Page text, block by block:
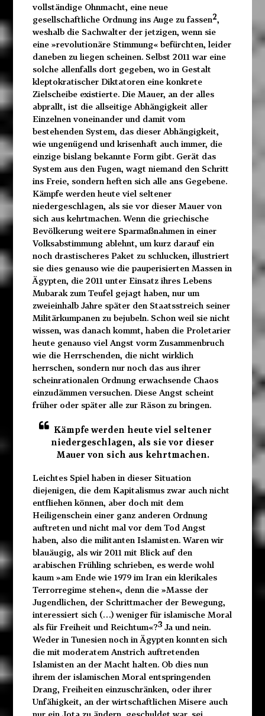
vollständige Ohnmacht, eine neue
gesellschaftliche Ordnung ins Auge zu fassen2,
weshalb die Sachwalter der jetzigen, wenn sie
eine »revolutionäre Stimmung« befürchten, leider
daneben zu liegen scheinen. Selbst 2011 war eine
solche allenfalls dort gegeben, wo in Gestalt
kleptokratischer Diktatoren eine konkrete
Zielscheibe existierte. Die Mauer, an der alles
abprallt, ist die allseitige Abhängigkeit aller
Einzelnen voneinander und damit vom
bestehenden System, das dieser Abhängigkeit,
wie ungenügend und krisenhaft auch immer, die
einzige bislang bekannte Form gibt. Gerät das
System aus den Fugen, wagt niemand den Schritt
ins Freie, sondern heften sich alle ans Gegebene.
Kämpfe werden heute viel seltener
niedergeschlagen, als sie vor dieser Mauer von
sich aus kehrtmachen. Wenn die griechische
Bevölkerung weitere Sparmaßnahmen in einer
Volksabstimmung ablehnt, um kurz darauf ein
noch drastischeres Paket zu schlucken, illustriert
sie dies genauso wie die pauperisierten Massen in
Ägypten, die 2011 unter Einsatz ihres Lebens
Mubarak zum Teufel gejagt haben, nur um
zweieinhalb Jahre später den Staatsstreich seiner
Militärkumpanen zu bejubeln. Schon weil sie nicht
wissen, was danach kommt, haben die Proletarier
heute genauso viel Angst vorm Zusammenbruch
wie die Herrschenden, die nicht wirklich
herrschen, sondern nur noch das aus ihrer
scheinrationalen Ordnung erwachsende Chaos
einzudämmen versuchen. Diese Angst scheint
früher oder später alle zur Räson zu bringen.
Kämpfe werden heute viel seltener
niedergeschlagen, als sie vor dieser
Mauer von sich aus kehrtmachen.
Leichtes Spiel haben in dieser Situation
diejenigen, die dem Kapitalismus zwar auch nicht
entfliehen können, aber doch mit dem
Heiligenschein einer ganz anderen Ordnung
auftreten und nicht mal vor dem Tod Angst
haben, also die militanten Islamisten. Waren wir
blauäugig, als wir 2011 mit Blick auf den
arabischen Frühling schrieben, es werde wohl
kaum »am Ende wie 1979 im Iran ein klerikales
Terrorregime stehen«, denn die »Masse der
Jugendlichen, der Schrittmacher der Bewegung,
interessiert sich (…) weniger für islamische Moral
als für Freiheit und Reichtum«?3Ja und nein.
Weder in Tunesien noch in Ägypten konnten sich
die mit moderatem Anstrich auftretenden
Islamisten an der Macht halten. Ob dies nun
ihrem der islamischen Moral entspringenden
Drang, Freiheiten einzuschränken, oder ihrer
Unfähigkeit, an der wirtschaftlichen Misere auch
nur ein Jota zu ändern, geschuldet war, sei